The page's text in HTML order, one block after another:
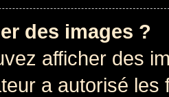
des images ?
afficher des
a autorisé